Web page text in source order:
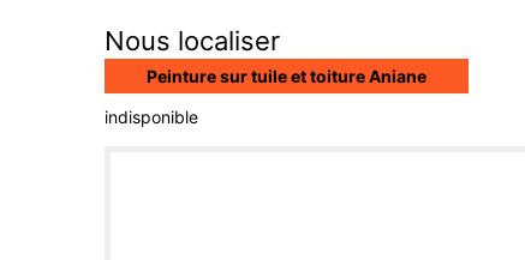
Nous localiser
Peinture sur tuile et toiture Aniane
indisponible